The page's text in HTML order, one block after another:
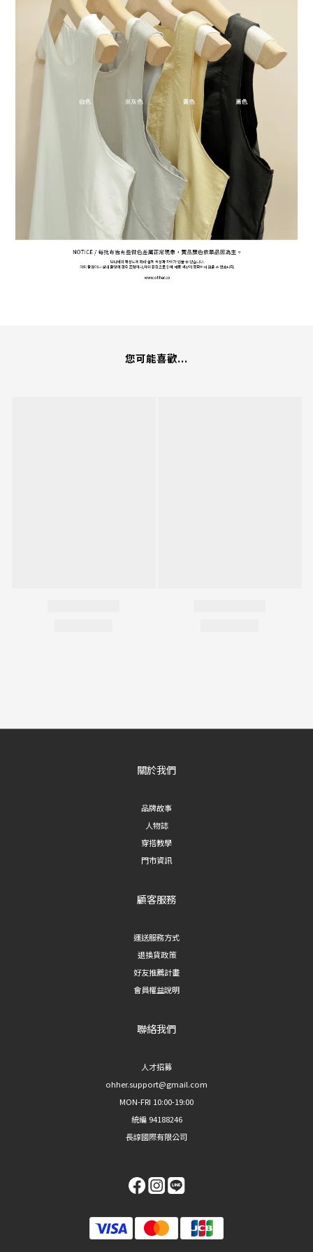
您可能喜歡...
關於我們
品牌故事
人物誌
穿搭教學
門市資訊
顧客服務
運送服務方式
退換貨政策
好友推薦計畫
會員權益說明
聯絡我們
人才招募
ohher.support@gmail.com
MON-FRI 10:00-19:00
統編 94188246
長諄國際有限公司